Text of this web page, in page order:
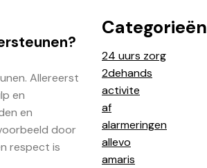
Allereerst
en
en
door
respect is
Categorieën
24 uurs zorg
2dehands
activite
af
alarmeringen
allevo
amaris